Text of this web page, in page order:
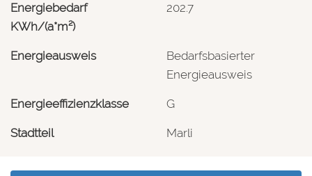
Energiebedarf
KWh/(a*m²)
202.7
Energieausweis
Bedarfsbasierter
Energieausweis
Energieeffizienzklasse G
Stadtteil Marli